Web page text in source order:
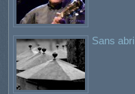
Sans abri